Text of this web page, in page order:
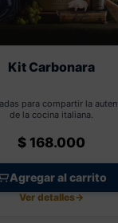
Kit Carbonara
para compartir la
de la cocina italiana.
$168.000
Agregar al carrito
Ver detalles→